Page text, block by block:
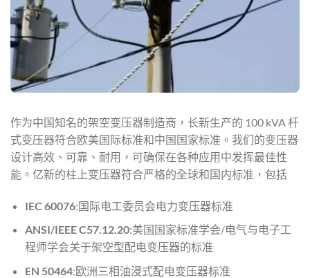
作为中国知名的架空变压器制造商，长新生产的 100 kVA 杆
式变压器符合欧美国际标准和中国国家标准。我们的变压器
设计高效、可靠、耐用，可确保在各种应用中发挥最佳性
能。亿新的柱上变压器符合严格的全球和国内标准，包括
IEC 60076:国际电工委员会电力变压器标准
ANSI/IEEE C57.12.20:美国国家标准学会/电气与电子工
程师学会关于架空型配电变压器的标准
EN 50464:欧洲三相油浸式配电变压器标准